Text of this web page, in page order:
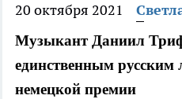
20 октября 2021
Музыкант Даниил
единственным русским
немецкой премии